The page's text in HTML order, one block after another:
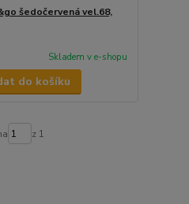
šedočervená vel.68,
Skladem v e-shopu
do košíku
z 1